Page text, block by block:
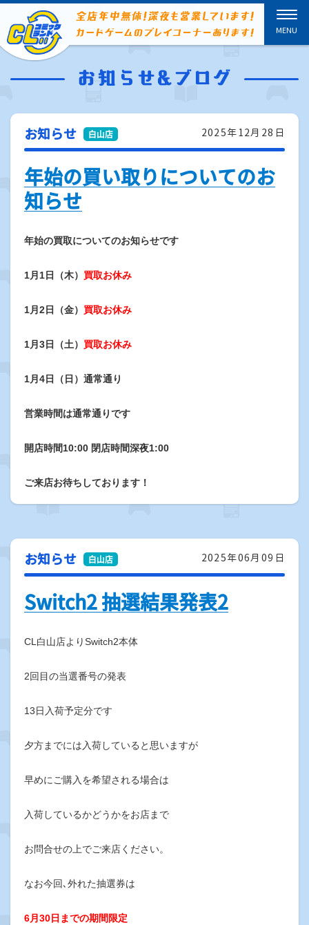
2025年12月28日
お知らせ
年始の買い取りについてのお
知らせ
年始の買取についてのお知らせです
1月1日（木） 買取お休み
1月2日（金） 買取お休み
1月3日（土） 買取お休み
1月4日（日）通常通り
営業時間は通常通りです
開店時間10:00 閉店時間深夜1:00
ご来店お待ちしております！
2025年06月09日
お知らせ
Switch2 抽選結果発表2
CL白山店よりSwitch2本体
2回目の当選番号の発表
13日入荷予定分です
夕方までには入荷していると思いますが
早めにご購入を希望される場合は
入荷しているかどうかをお店まで
お問合せの上でご来店ください。
なお今回､外れた抽選券は
6月30日までの期間限定